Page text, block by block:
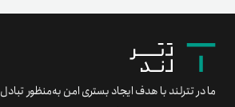
ما در تترلند با هدف ایجاد بستری امن به‌منظور تبادل